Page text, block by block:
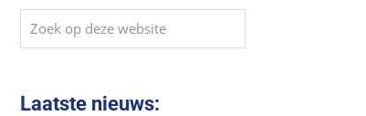
Zoek
op
website
Laatste nieuws: